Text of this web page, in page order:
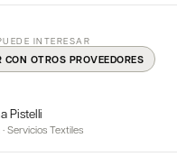
INTERESAR
OTROS PROVEEDORES
Pistelli
· Servicios Textiles